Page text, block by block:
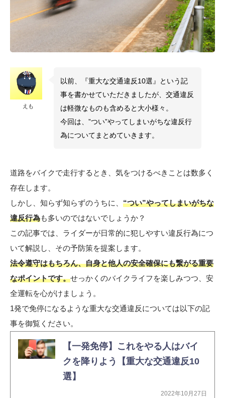
えも
以前、『重大な交通違反10選』という記
事を書かせていただきましたが、交通違反
は軽微なものも含めると大小様々。
今回は、”つい”やってしまいがちな違反行
為についてまとめていきます。
道路をバイクで走行するとき、気をつけるべきことは数多く
存在します。
しかし、知らず知らずのうちに、 “つい”やってしまいがちな
違反行為も多いのではないでしょうか？
この記事では、ライダーが日常的に犯しやすい違反行為につ
いて解説し、その予防策を提案します。
法令遵守はもちろん、自身と他人の安全確保にも繋がる重要
なポイントです。せっかくのバイクライフを楽しみつつ、安
全運転を心がけましょう。
1発で免停になるような重大な交通違反については以下の記
事を御覧ください。
【一発免停】これをやる人はバイ
クを降りよう【重大な交通違反10
選】
2022年10月27日